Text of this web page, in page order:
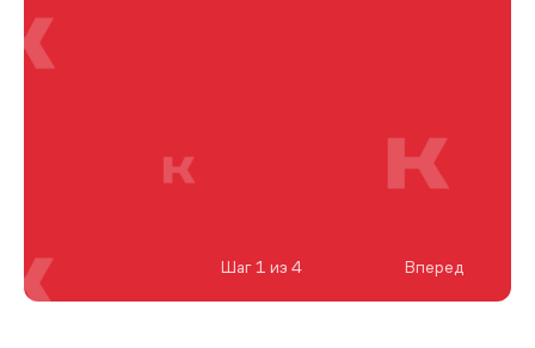
Шаг 1 из 4 Вперед